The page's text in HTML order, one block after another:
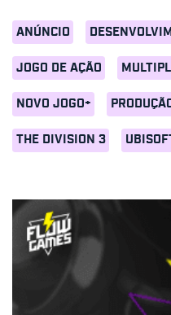
ANÚNCIO
JOGO DE AÇÃO
NOVO JOGO+
THE DIVISION 3